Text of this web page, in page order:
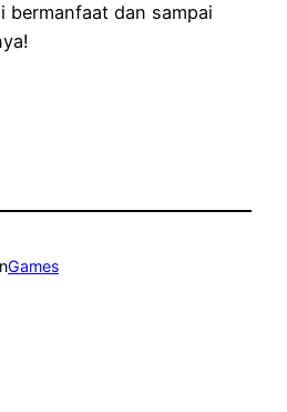
bermanfaat dan sampai
Games